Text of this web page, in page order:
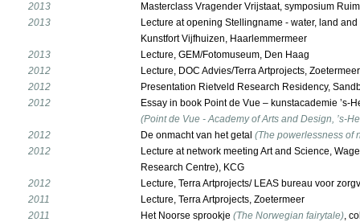
2013
Masterclass Vragender Vrijstaat, symposium
2013
Lecture at opening Stellingname - water, land
Kunstfort Vijfhuizen, Haarlemmermeer
2013
Lecture, GEM/Fotomuseum, Den Haag
2012
Lecture, DOC Advies/Terra Artprojects, Zoetermeer
2012
Presentation Rietveld Research Residency,
2012
Essay in book Point de Vue – kunstacademie ’s-
(Point de Vue - Academy of Arts and Design, ’s-
2012
De onmacht van het getal (The powerlessness of
2012
Lecture at network meeting Art and Science,
Research Centre), KCG
2012
Lecture, Terra Artprojects/ LEAS bureau voor
2011
Lecture, Terra Artprojects, Zoetermeer
2011
Het Noorse sprookje (The Norwegian fairytale),